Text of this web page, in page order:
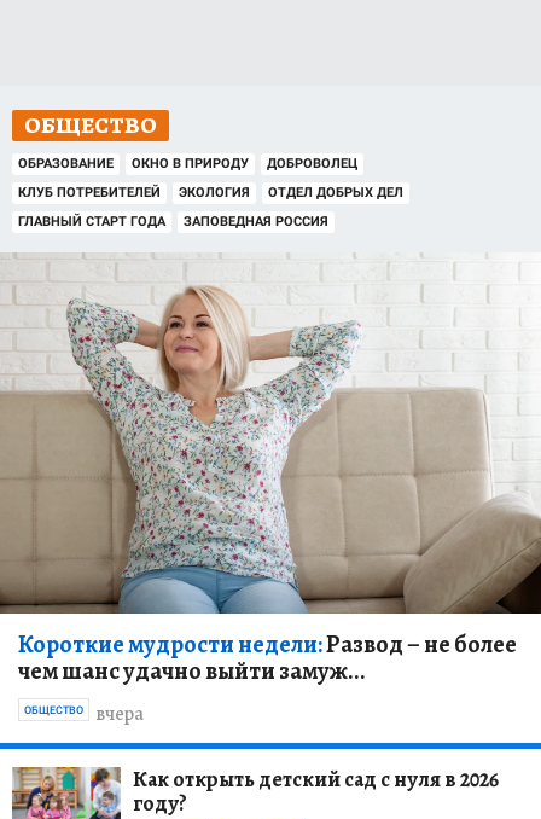
ОБЩЕСТВО
ОБРАЗОВАНИЕ ОКНО В ПРИРОДУ
ДОБРОВОЛЕЦ
КЛУБ ПОТРЕБИТЕЛЕЙ
ЭКОЛОГИЯ
ОТДЕЛ ДОБРЫХ ДЕЛ
ГЛАВНЫЙ СТАРТ ГОДА
ЗАПОВЕДНАЯ РОССИЯ
Короткие мудрости недели:Развод – не более
чем шанс удачно выйти замуж...
вчера
ОБЩЕСТВО
Как открыть детский сад с нуля в 2026
году?